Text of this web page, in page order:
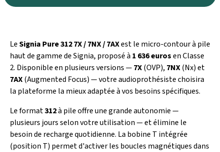
LeSignia Pure 312 7X / 7NX / 7AXest le micro-contour à pile
haut de gamme de Signia, proposé à 1 636 eurosen Classe
2. Disponible en plusieurs versions —7X(OVP), 7NX(Nx) et
7AX(Augmented Focus) — votre audioprothésiste choisira
la plateforme la mieux adaptée à vos besoins spécifiques.
Le format312à pile offre une grande autonomie —
plusieurs jours selon votre utilisation — et élimine le
besoin de recharge quotidienne. La bobine T intégrée
(position T) permet d'activer les boucles magnétiques dans